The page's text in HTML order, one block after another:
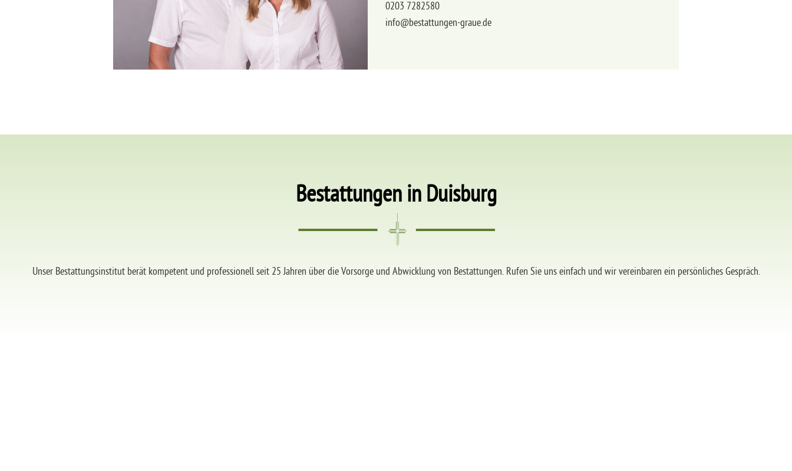
0203 7282580
info@bestattungen-graue.de
Bestattungen in Duisburg
Unser Bestattungsinstitut berät kompetent und professionell seit 25 Jahren über die Vorsorge und Abwicklung von Bestattungen. Rufen Sie uns einfach und wir vereinbaren ein persönliches Gespräch.